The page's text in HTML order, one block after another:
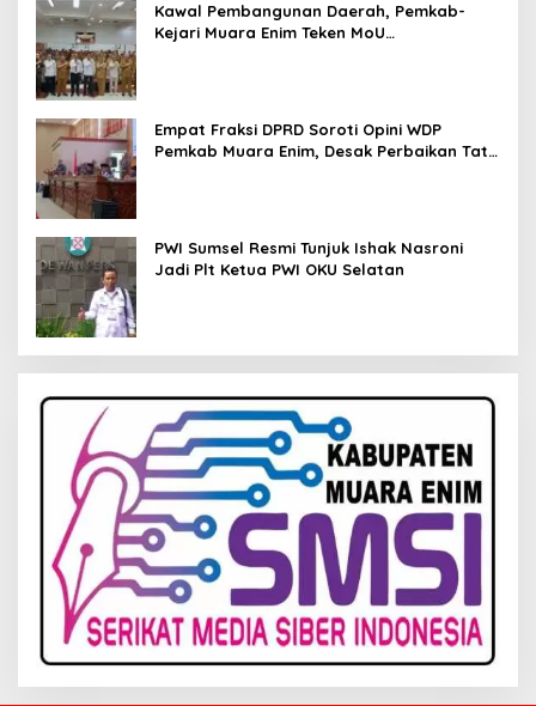
Kawal Pembangunan Daerah, Pemkab-
Kejari Muara Enim Teken MoU
Empat Fraksi DPRD Soroti Opini WDP
Pemkab Muara Enim, Desak Perbaikan Tata
PWI Sumsel Resmi Tunjuk Ishak Nasroni
Jadi Plt Ketua PWI OKU Selatan